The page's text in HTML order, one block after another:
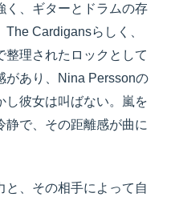
く、ギターとドラムの存
Cardigansらしく、
整理されたロックとして
があり、Nina Perssonの
し彼女は叫ばない。嵐を
静で、その距離感が曲に
と、その相手によって自